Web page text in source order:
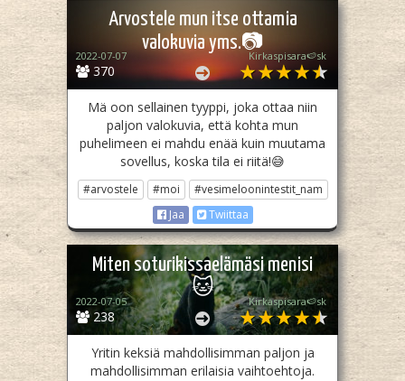
Arvostele mun itse ottamia
valokuvia yms.📷
370
2022-07-07 Kirkaspisara🍉sk
Mä oon sellainen tyyppi, joka ottaa niin
paljon valokuvia, että kohta mun
puhelimeen ei mahdu enää kuin muutama
sovellus, koska tila ei riitä!😅
#arvostele #moi
#vesimeloonintestit_nam
Jaa
Twiittaa
Miten soturikissaelämäsi menisi
🐱
238
2022-07-05 Kirkaspisara🍉sk
Yritin keksiä mahdollisimman paljon ja
mahdollisimman erilaisia vaihtoehtoja.